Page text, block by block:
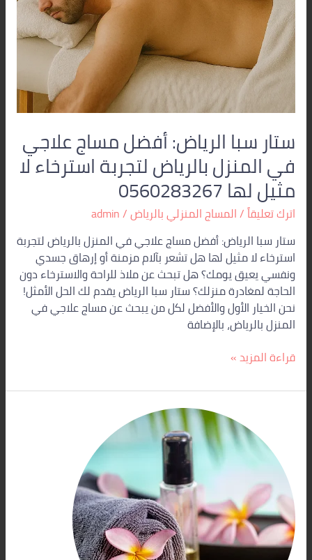
ستار سبا الرياض: أفضل مساج علاجي
في المنزل بالرياض لتجربة استرخاء لا
مثيل لها 0560283267
اترك تعليقاً/المساج المنزلي بالرياض/
admin
ستار سبا الرياض: أفضل مساج علاجي في المنزل بالرياض لتجربة
استرخاء لا مثيل لها هل تشعر بآلام مزمنة أو إرهاق جسدي
ونفسي يعيق يومك؟ هل تبحث عن ملاذ للراحة والاسترخاء دون
الحاجة لمغادرة منزلك؟ ستار سبا الرياض يقدم لك الحل الأمثل!
نحن الخيار الأول والأفضل لكل من يبحث عن مساج علاجي في
المنزل بالرياض، بالإضافة
قراءة المزيد »
بالرياض
24
ساعة
|
ستار
سبا
الرياض